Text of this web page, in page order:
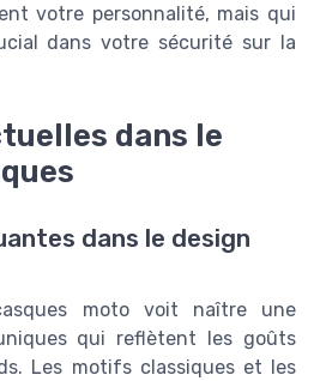
votre personnalité, mais qui
dans votre sécurité sur la
dans le
dans le design
moto voit naître une
qui reflètent les goûts
Les motifs classiques et les